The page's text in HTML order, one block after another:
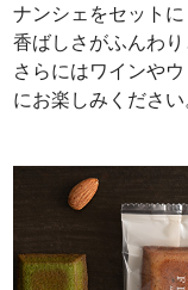
ナンシェをセット
香ばしさがふんわ
さらにはワインや
にお楽しみください